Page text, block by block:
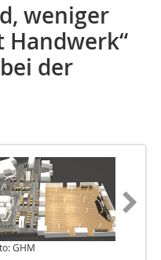
weniger
Handwerk“
der
GHM